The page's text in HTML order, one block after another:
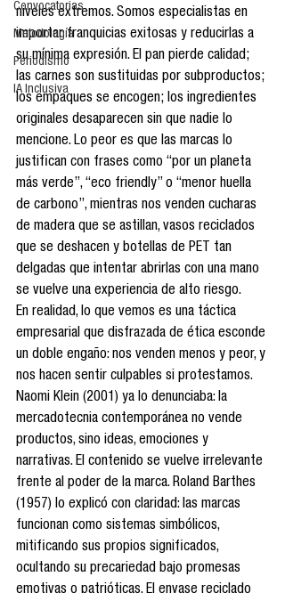
Convocatorias
Metodología
Periodismo
IA Inclusiva
niveles extremos. Somos especialistas en
importar franquicias exitosas y reducirlas a
su mínima expresión. El pan pierde calidad;
las carnes son sustituidas por subproductos;
los empaques se encogen; los ingredientes
originales desaparecen sin que nadie lo
mencione. Lo peor es que las marcas lo
justifican con frases como “por un planeta
más verde”, “eco friendly” o “menor huella
de carbono”, mientras nos venden cucharas
de madera que se astillan, vasos reciclados
que se deshacen y botellas de PET tan
delgadas que intentar abrirlas con una mano
se vuelve una experiencia de alto riesgo.
En realidad, lo que vemos es una táctica
empresarial que disfrazada de ética esconde
un doble engaño: nos venden menos y peor, y
nos hacen sentir culpables si protestamos.
Naomi Klein (2001) ya lo denunciaba: la
mercadotecnia contemporánea no vende
productos, sino ideas, emociones y
narrativas. El contenido se vuelve irrelevante
frente al poder de la marca. Roland Barthes
(1957) lo explicó con claridad: las marcas
funcionan como sistemas simbólicos,
mitificando sus propios significados,
ocultando su precariedad bajo promesas
emotivas o patrióticas. El envase reciclado